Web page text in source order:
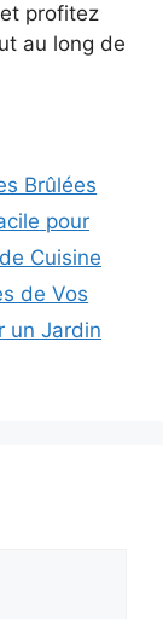
profitez
au long de
Brûlées
pour
Cuisine
de Vos
un Jardin